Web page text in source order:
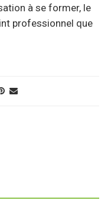
à se former, le
professionnel que